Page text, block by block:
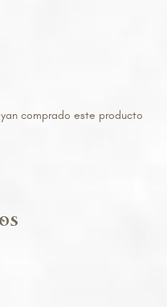
comprado este producto